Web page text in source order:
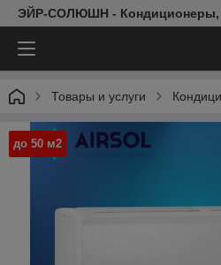
ЭЙР-СОЛЮШН - Кондиционеры,
Товары и услуги
до 50 м2